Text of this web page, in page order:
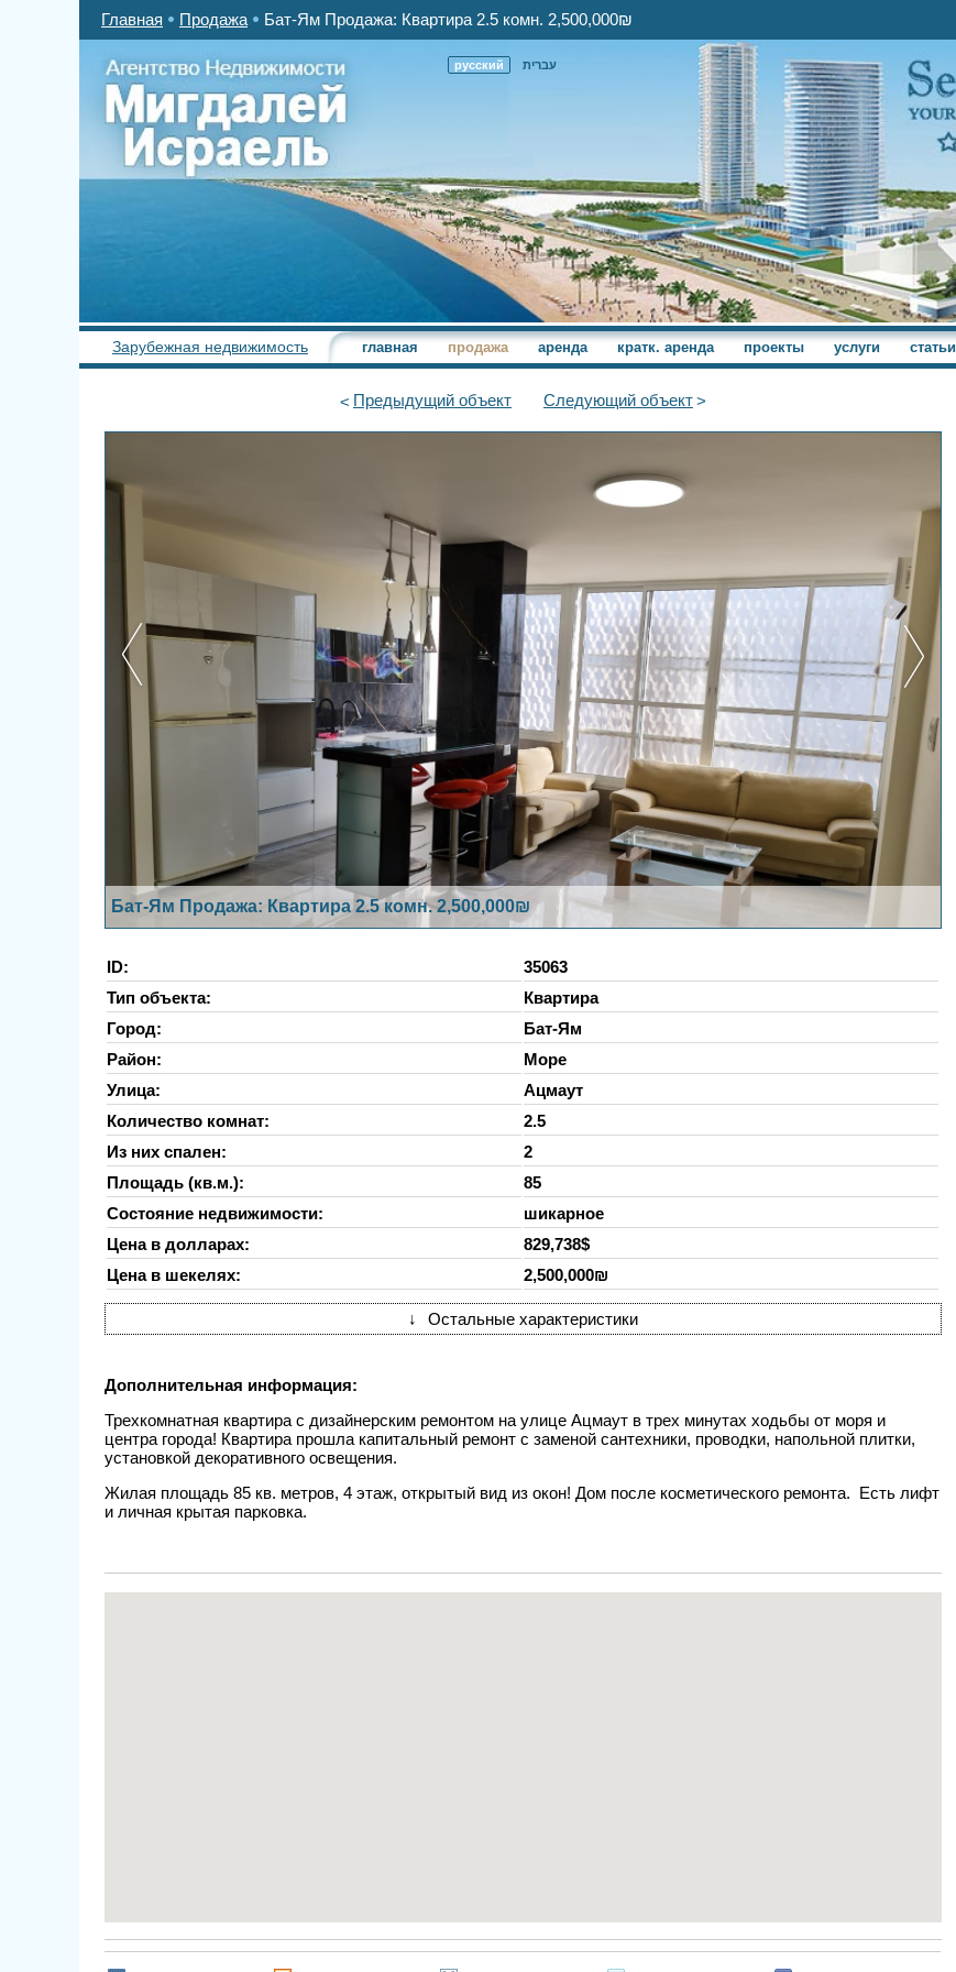
Главная Продажа Бат-Ям Продажа: Квартира 2.5 комн. 2,500,000₪
עברית русский
Зарубежная недвижимость главная продажа аренда кратк. аренда проекты услуги статьи
Предыдущийобъект Следующийобъект
Бат-Ям Продажа: Квартира 2.5 комн. 2,500,000₪
ID:
35063
Тип объекта:
Квартира
Город:
Бат-Ям
Район:
Море
Улица:
Ацмаут
Количество комнат:
2.5
Из них спален:
2
Площадь (кв.м.):
85
Состояние недвижимости:
шикарное
Цена в долларах:
829,738$
Цена в шекелях:
2,500,000₪
↓ Остальные характеристики
Дополнительная информация:
Трехкомнатная квартира с дизайнерским ремонтом на улице Ацмаут в трех минутах ходьбы от моря и
центра города! Квартира прошла капитальный ремонт с заменой сантехники, проводки, напольной плитки,
установкой декоративного освещения.
Жилая площадь 85 кв. метров, 4 этаж, открытый вид из окон! Дом после косметического ремонта. Есть лифт
и личная крытая парковка.